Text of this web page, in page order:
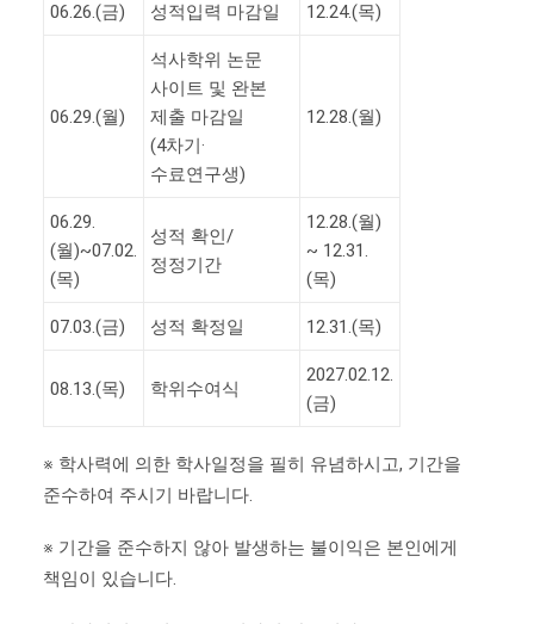
06.26.(금) 성적입력 마감일 12.24.(목)
06.29.(월)
석사학위 논문
사이트 및 완본
제출 마감일
(4차기·
수료연구생)
12.28.(월)
06.29.
(월)~07.02.
(목)
성적 확인/
정정기간
12.28.(월)
~ 12.31.
(목)
07.03.(금) 성적 확정일 12.31.(목)
08.13.(목) 학위수여식
2027.02.12.
(금)
※ 학사력에 의한 학사일정을 필히 유념하시고, 기간을
준수하여 주시기 바랍니다.
※ 기간을 준수하지 않아 발생하는 불이익은 본인에게
책임이 있습니다.